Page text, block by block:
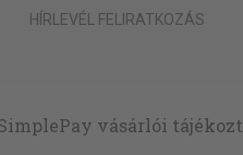
HÍRLEVÉL FELIRATKOZÁS